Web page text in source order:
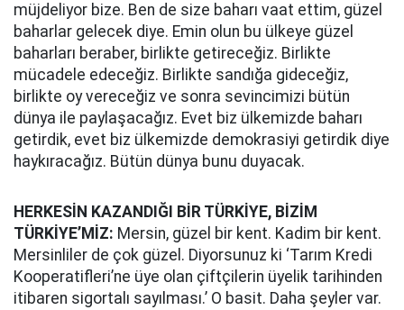
müjdeliyor bize. Ben de size baharı vaat ettim, güzel
baharlar gelecek diye. Emin olun bu ülkeye güzel
baharları beraber, birlikte getireceğiz. Birlikte
mücadele edeceğiz. Birlikte sandığa gideceğiz,
birlikte oy vereceğiz ve sonra sevincimizi bütün
dünya ile paylaşacağız. Evet biz ülkemizde baharı
getirdik, evet biz ülkemizde demokrasiyi getirdik diye
haykıracağız. Bütün dünya bunu duyacak.
HERKESİN KAZANDIĞI BİR TÜRKİYE, BİZİM
TÜRKİYE’MİZ: Mersin, güzel bir kent. Kadim bir kent.
Mersinliler de çok güzel. Diyorsunuz ki ‘Tarım Kredi
Kooperatifleri’ne üye olan çiftçilerin üyelik tarihinden
itibaren sigortalı sayılması.’ O basit. Daha şeyler var.